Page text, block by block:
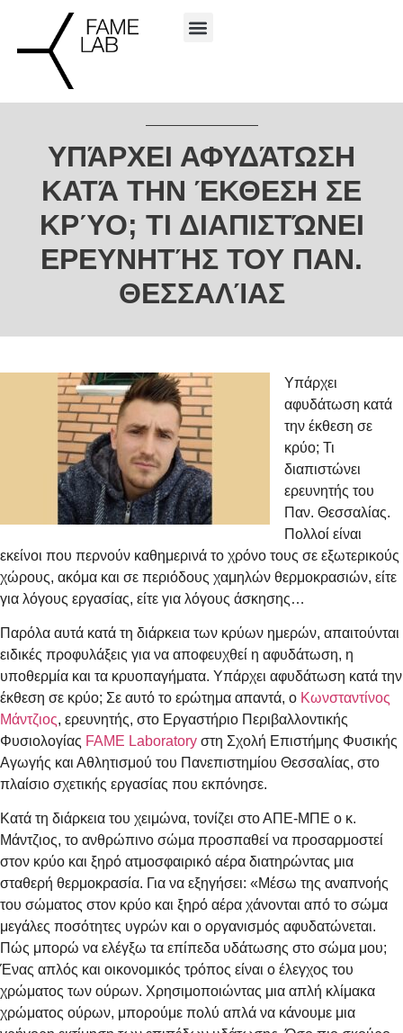
ΥΠΆΡΧΕΙ ΑΦΥΔΆΤΩΣΗ
ΚΑΤΆ ΤΗΝ ΈΚΘΕΣΗ ΣΕ
ΚΡΎΟ; ΤΙ ΔΙΑΠΙΣΤΏΝΕΙ
ΕΡΕΥΝΗΤΉΣ ΤΟΥ ΠΑΝ.
ΘΕΣΣΑΛΊΑΣ
Υπάρχει
αφυδάτωση κατά
την έκθεση σε
κρύο; Τι
διαπιστώνει
ερευνητής του
Παν. Θεσσαλίας.
Πολλοί είναι
εκείνοι που περνούν καθημερινά το χρόνο τους σε εξωτερικούς
χώρους, ακόμα και σε περιόδους χαμηλών θερμοκρασιών, είτε
για λόγους εργασίας, είτε για λόγους άσκησης…
Παρόλα αυτά κατά τη διάρκεια των κρύων ημερών, απαιτούνται
ειδικές προφυλάξεις για να αποφευχθεί η αφυδάτωση, η
υποθερμία και τα κρυοπαγήματα. Υπάρχει αφυδάτωση κατά την
έκθεση σε κρύο; Σε αυτό το ερώτημα απαντά, ο Κωνσταντίνος
Μάντζιος, ερευνητής, στο Εργαστήριο Περιβαλλοντικής
Φυσιολογίας FAME Laboratory στη Σχολή Επιστήμης Φυσικής
Αγωγής και Αθλητισμού του Πανεπιστημίου Θεσσαλίας, στο
πλαίσιο σχετικής εργασίας που εκπόνησε.
Κατά τη διάρκεια του χειμώνα, τονίζει στο ΑΠΕ-ΜΠΕ ο κ.
Μάντζιος, το ανθρώπινο σώμα προσπαθεί να προσαρμοστεί
στον κρύο και ξηρό ατμοσφαιρικό αέρα διατηρώντας μια
σταθερή θερμοκρασία. Για να εξηγήσει: «Μέσω της αναπνοής
του σώματος στον κρύο και ξηρό αέρα χάνονται από το σώμα
μεγάλες ποσότητες υγρών και ο οργανισμός αφυδατώνεται.
Πώς μπορώ να ελέγξω τα επίπεδα υδάτωσης στο σώμα μου;
Ένας απλός και οικονομικός τρόπος είναι ο έλεγχος του
χρώματος των ούρων. Χρησιμοποιώντας μια απλή κλίμακα
χρώματος ούρων, μπορούμε πολύ απλά να κάνουμε μια